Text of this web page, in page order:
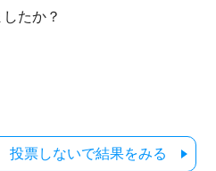
たか？
投票しないで結果をみる